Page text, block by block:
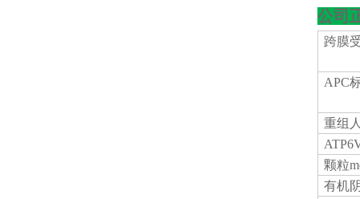
公司
跨膜
APC
重组
颗粒
有机